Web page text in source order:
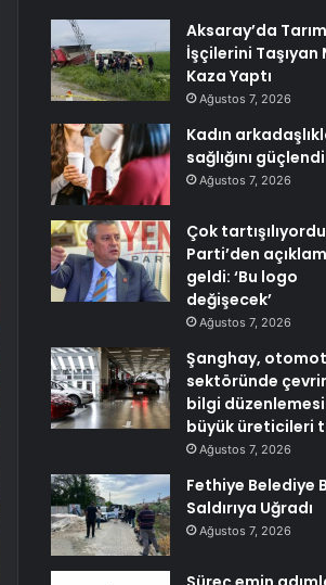
Aksaray’da Tarım
İşçilerini Taşıyan
Kaza Yaptı
Ağustos 7, 2026
Kadın
sağlığını
Ağustos 7, 2026
Çok
Parti’den
geldi: ‘Bu logo
değişecek’
Ağustos 7, 2026
Şanghay,
sektöründe
bilgi
büyük üreticileri
Ağustos 7, 2026
Fethiye Belediye
Saldırıya Uğradı
Ağustos 7, 2026